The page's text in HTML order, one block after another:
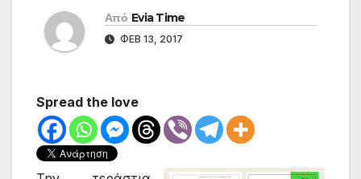
Από Evia Time
ΦΕΒ 13, 2017
Spread the love